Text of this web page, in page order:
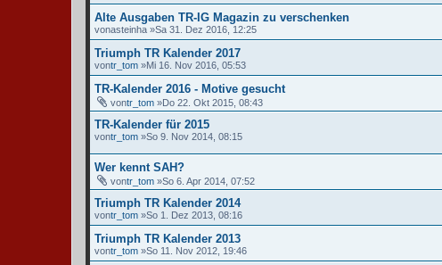
Alte Ausgaben TR-IG Magazin zu verschenken
vonasteinha »Sa 31. Dez 2016, 12:25
Triumph TR Kalender 2017
vontr_tom »Mi 16. Nov 2016, 05:53
TR-Kalender 2016 - Motive gesucht
vontr_tom »Do 22. Okt 2015, 08:43
TR-Kalender für 2015
vontr_tom »So 9. Nov 2014, 08:15
Wer kennt SAH?
vontr_tom »So 6. Apr 2014, 07:52
Triumph TR Kalender 2014
vontr_tom »So 1. Dez 2013, 08:16
Triumph TR Kalender 2013
vontr_tom »So 11. Nov 2012, 19:46